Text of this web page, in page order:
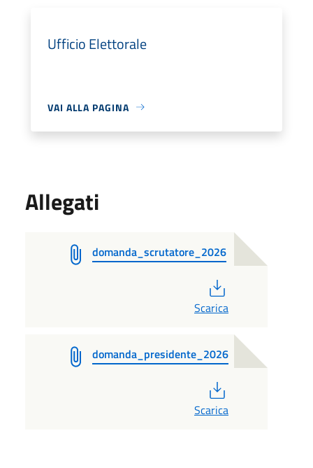
Ufficio Elettorale
VAI ALLA PAGINA
Allegati
domanda_scrutatore_2026
Scarica
domanda_presidente_2026
Scarica